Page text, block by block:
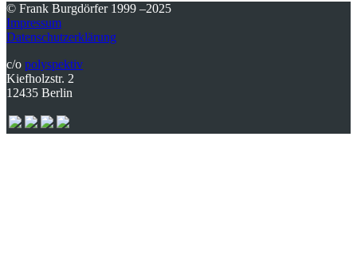
© Frank Burgdörfer 1999 –2025
Impressum
Datenschutzerklärung
c/o polyspektiv
Kiefholzstr. 2
12435 Berlin